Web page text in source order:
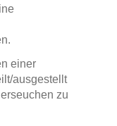
einer
ausgestellt
zu